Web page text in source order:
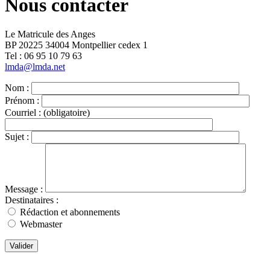
Nous contacter
Le Matricule des Anges
BP 20225 34004 Montpellier cedex 1
Tel : ‭06 95 10 79 63
lmda@lmda.net
Nom :
Prénom :
Courriel : (obligatoire)
Sujet :
Message :
Destinataires :
Rédaction et abonnements
Webmaster
Valider